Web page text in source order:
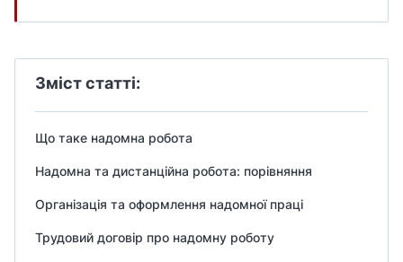
Зміст статті:
Що таке надомна робота
Надомна та дистанційна робота: порівняння
Організація та оформлення надомної праці
Трудовий договір про надомну роботу